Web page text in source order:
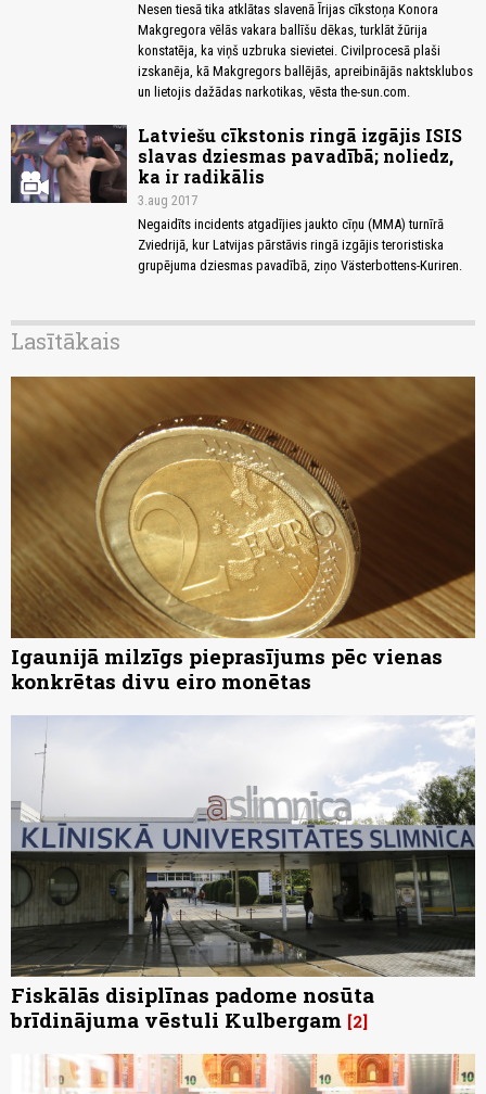
Nesen tiesā tika atklātas slavenā Īrijas cīkstoņa Konora
Makgregora vēlās vakara ballīšu dēkas, turklāt žūrija
konstatēja, ka viņš uzbruka sievietei. Civilprocesā plaši
izskanēja, kā Makgregors ballējās, apreibinājās naktsklubos
un lietojis dažādas narkotikas, vēsta the-sun.com.
Latviešu cīkstonis ringā izgājis ISIS
slavas dziesmas pavadībā; noliedz,
ka ir radikālis
3.aug 2017
Negaidīts incidents atgadījies jaukto cīņu (MMA) turnīrā
Zviedrijā, kur Latvijas pārstāvis ringā izgājis teroristiska
grupējuma dziesmas pavadībā, ziņo Västerbottens-Kuriren.
Lasītākais
Igaunijā milzīgs pieprasījums pēc vienas
konkrētas divu eiro monētas
Fiskālās disiplīnas padome nosūta
brīdinājuma vēstuli Kulbergam 2